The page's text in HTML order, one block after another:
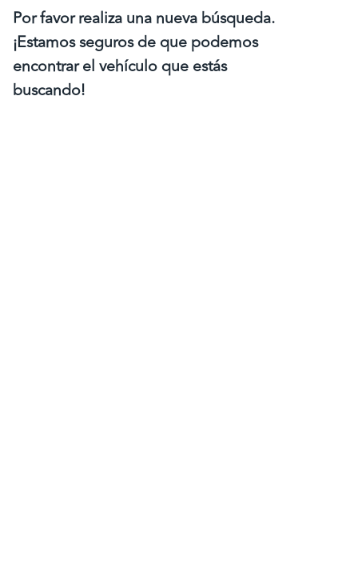
Por favor realiza una nueva búsqueda.
¡Estamos seguros de que podemos
encontrar el vehículo que estás
buscando!